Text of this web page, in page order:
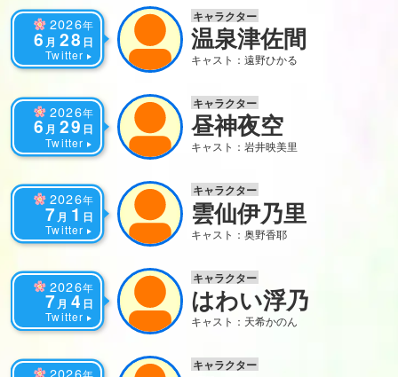
2026年
6 月 28 日
Twitter
キャラクター
温泉津佐間
キャスト：遠野ひかる
2026年
6 月 29 日
Twitter
キャラクター
昼神夜空
キャスト：岩井映美里
2026年
7月 1 日
Twitter
キャラクター
雲仙伊乃里
キャスト：奥野香耶
2026年
7月 4 日
Twitter
キャラクター
はわい浮乃
キャスト：天希かのん
2026年
キャラクター